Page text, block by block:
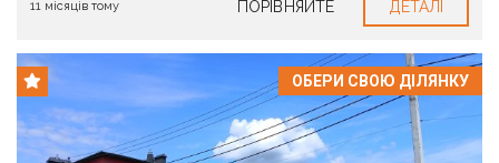
11 місяців тому ПОРІВНЯЙТЕ ДЕТАЛІ
ОБЕРИ СВОЮ ДІЛЯНКУ